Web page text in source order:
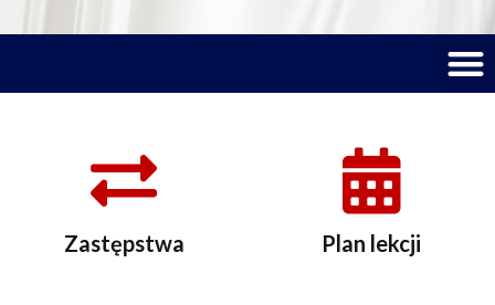
Zastępstwa Plan lekcji